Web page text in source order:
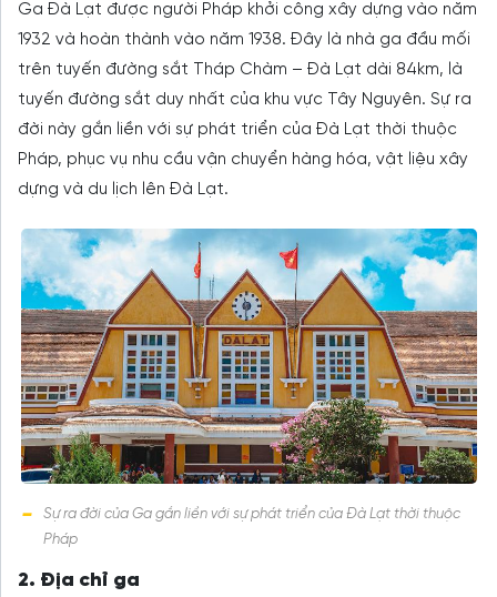
Ga Đà Lạt được người Pháp khởi công xây dựng vào năm
1932 và hoàn thành vào năm 1938. Đây là nhà ga đầu mối
trên tuyến đường sắt Tháp Chàm – Đà Lạt dài 84km, là
tuyến đường sắt duy nhất của khu vực Tây Nguyên. Sự ra
đời này gắn liền với sự phát triển của Đà Lạt thời thuộc
Pháp, phục vụ nhu cầu vận chuyển hàng hóa, vật liệu xây
dựng và du lịch lên Đà Lạt.
Sự ra đời của Ga gắn liền với sự phát triển của Đà Lạt thời thuộc
Pháp
2. Địa chỉ ga